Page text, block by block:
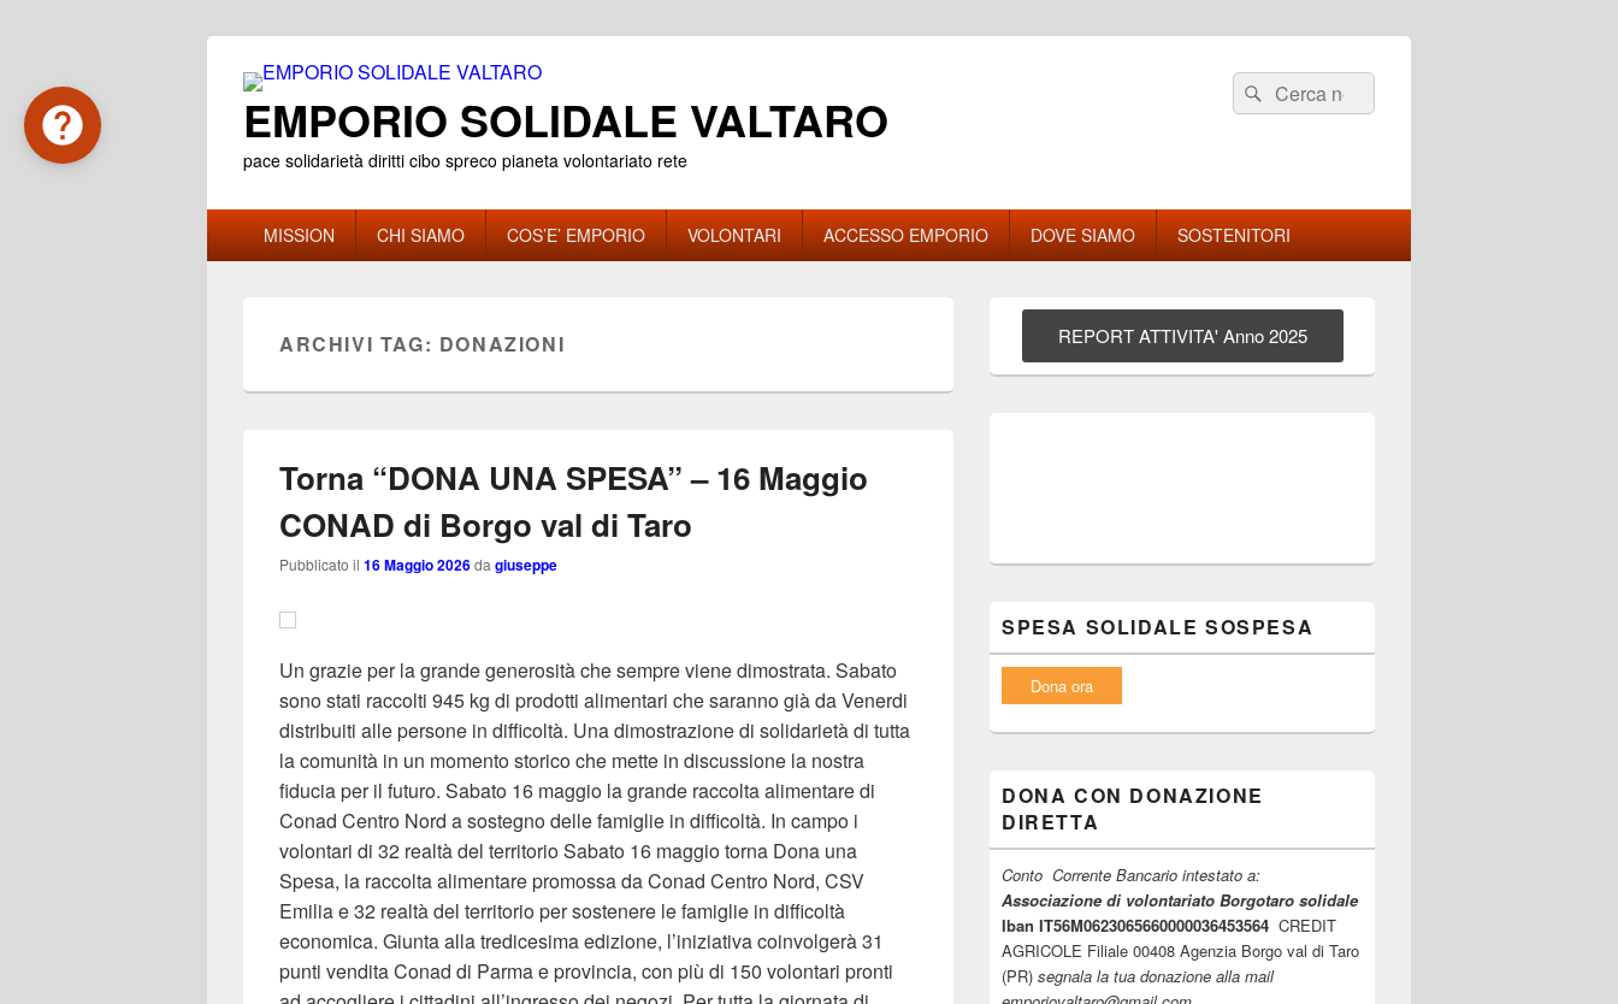
EMPORIO SOLIDALE VALTARO
pace solidarietà diritti cibo spreco pianeta volontariato rete
Cerca:Cerca
Menu
principaleMISSION CHI SIAMO COS’E’ EMPORIO VOLONTARI ACCESSO EMPORIO DOVE SIAMO SOSTENITORI
ARCHIVI TAG: DONAZIONI
Torna “DONA UNA SPESA” – 16 Maggio
CONAD di Borgo val di Taro
Pubblicato il 16 Maggio 2026da giuseppe
Un grazie per la grande generosità che sempre viene dimostrata. Sabato
sono stati raccolti 945 kg di prodotti alimentari che saranno già da Venerdi
distribuiti alle persone in difficoltà. Una dimostrazione di solidarietà di tutta
la comunità in un momento storico che mette in discussione la nostra
fiducia per il futuro. Sabato 16 maggio la grande raccolta alimentare di
Conad Centro Nord a sostegno delle famiglie in difficoltà. In campo i
volontari di 32 realtà del territorio Sabato 16 maggio torna Dona una
Spesa, la raccolta alimentare promossa da Conad Centro Nord, CSV
Emilia e 32 realtà del territorio per sostenere le famiglie in difficoltà
economica. Giunta alla tredicesima edizione, l’iniziativa coinvolgerà 31
punti vendita Conad di Parma e provincia, con più di 150 volontari pronti
laterale
REPORT ATTIVITA' Anno 2025
SPESA SOLIDALE SOSPESA
Dona ora
DONA CON DONAZIONE
DIRETTA
Conto Corrente Bancario intestato a:
Associazione di volontariato Borgotaro solidale
Iban IT56M0623065660000036453564 CREDIT
AGRICOLE Filiale 00408 Agenzia Borgo val di Taro
(PR) segnala la tua donazione alla mail